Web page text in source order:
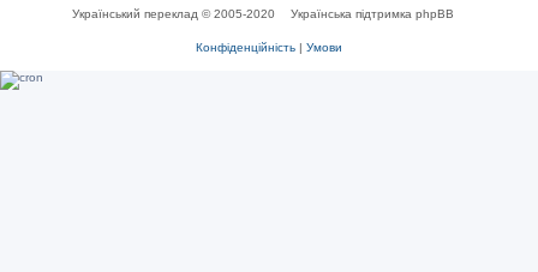
Український переклад © 2005-2020 Українська підтримка phpBB
Конфіденційність | Умови